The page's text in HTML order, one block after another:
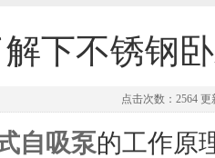
下不锈钢
点击次数：2564 更
自吸泵的工作原